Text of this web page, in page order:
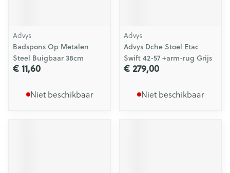
Advys
Badspons Op Metalen
Steel Buigbaar 38cm
€ 11,60
Niet beschikbaar
Advys
Advys Dche Stoel Etac
Swift 42-57 +arm-rug Grijs
€ 279,00
Niet beschikbaar